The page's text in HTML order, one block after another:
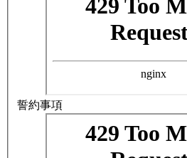
誓約事項